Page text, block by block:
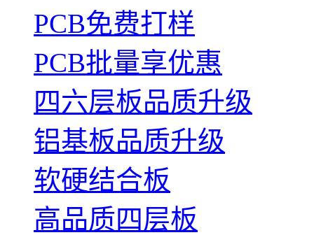
PCB免费打样
PCB批量享优惠
四六层板品质升级
铝基板品质升级
软硬结合板
高品质四层板